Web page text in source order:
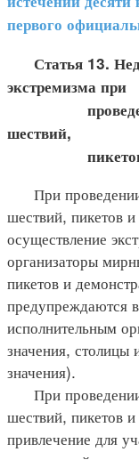
первого
Статья 13.
экстремизма при
проведении
шествий,
пикетов и
При проведении
шествий, пикетов
осуществление
организаторы
пикетов и
предупреждаются
исполнительным
значения, столицы
значения).
При проведении
шествий, пикетов
привлечение для